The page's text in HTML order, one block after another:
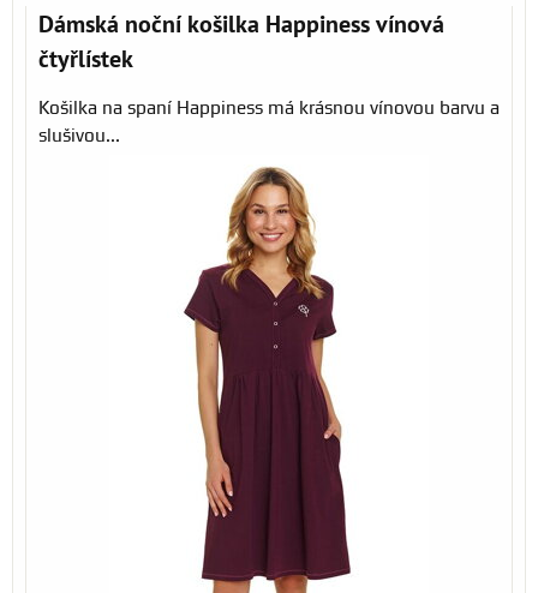
Dámská noční košilka Happiness vínová
čtyřlístek
Košilka na spaní Happiness má krásnou vínovou barvu a
slušivou...